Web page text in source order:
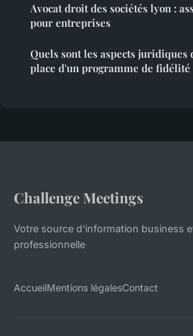
Avocat droit des sociétés lyon :
pour entreprises
Quels sont les aspects juridiques
place d'un programme de
Challenge Meetings
Votre source d'information business
professionnelle
AccueilMentions légalesContact